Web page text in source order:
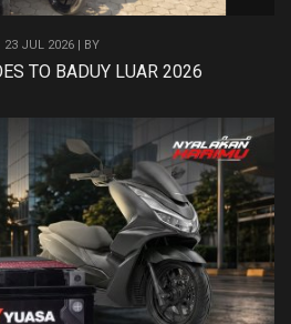
23 JUL 2026 | BY
TO BADUY LUAR 2026